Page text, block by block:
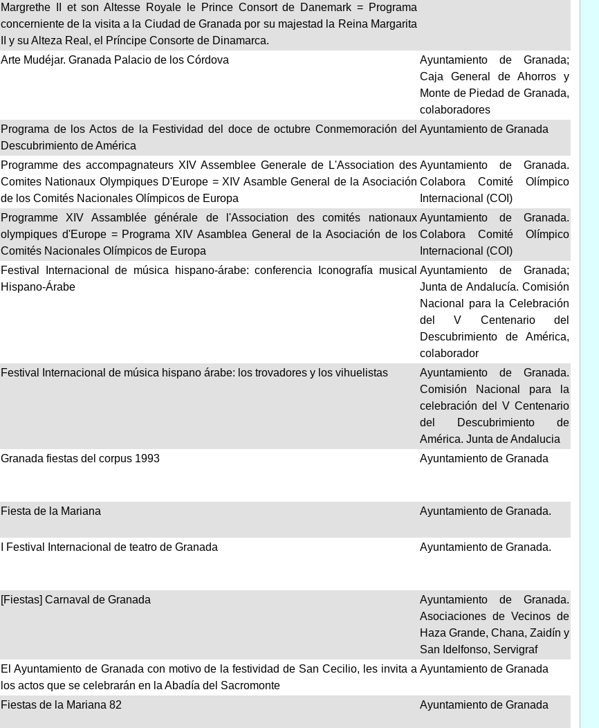
Margrethe II et son Altesse Royale le Prince Consort de Danemark = Programa
concerniente de la visita a la Ciudad de Granada por su majestad la Reina Margarita
II y su Alteza Real, el Príncipe Consorte de Dinamarca.
Arte Mudéjar. Granada Palacio de los Córdova
Ayuntamiento de Granada;
Caja General de Ahorros y
Monte de Piedad de Granada,
colaboradores
Programa de los Actos de la Festividad del doce de octubre Conmemoración del
Descubrimiento de América
Ayuntamiento de Granada
Programme des accompagnateurs XIV Assemblee Generale de L'Association des
Comites Nationaux Olympiques D'Europe = XIV Asamble General de la Asociación
de los Comités Nacionales Olímpicos de Europa
Ayuntamiento de Granada.
Colabora Comité Olímpico
Internacional (COI)
Programme XIV Assamblée générale de l'Association des comités nationaux
olympiques d'Europe = Programa XIV Asamblea General de la Asociación de los
Comités Nacionales Olímpicos de Europa
Ayuntamiento de Granada.
Colabora Comité Olímpico
Internacional (COI)
Festival Internacional de música hispano-árabe: conferencia Iconografía musical
Hispano-Árabe
Ayuntamiento de Granada;
Junta de Andalucía. Comisión
Nacional para la Celebración
del V Centenario del
Descubrimiento de América,
colaborador
Festival Internacional de música hispano árabe: los trovadores y los vihuelistas
Ayuntamiento de Granada.
Comisión Nacional para la
celebración del V Centenario
del Descubrimiento de
América. Junta de Andalucia
Granada fiestas del corpus 1993 Ayuntamiento de Granada
Fiesta de la Mariana Ayuntamiento de Granada.
I Festival Internacional de teatro de Granada Ayuntamiento de Granada.
[Fiestas] Carnaval de Granada
Ayuntamiento de Granada.
Asociaciones de Vecinos de
Haza Grande, Chana, Zaidín y
San Idelfonso, Servigraf
El Ayuntamiento de Granada con motivo de la festividad de San Cecilio, les invita a
los actos que se celebrarán en la Abadía del Sacromonte
Ayuntamiento de Granada
Fiestas de la Mariana 82 Ayuntamiento de Granada